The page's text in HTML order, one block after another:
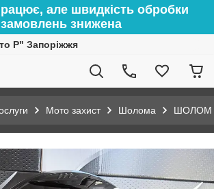
але швидкість обробки
замовлень знижена
Р" Запоріжжя
Мото захист Шолома ШОЛОМ